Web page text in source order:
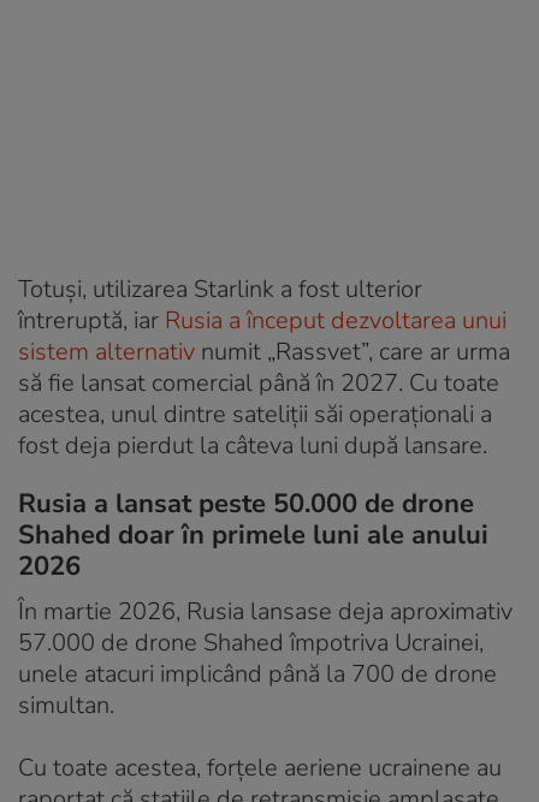
Totuși, utilizarea Starlink a fost ulterior
întreruptă, iar Rusia a început dezvoltarea unui
sistem alternativ numit „Rassvet”, care ar urma
să fie lansat comercial până în 2027. Cu toate
acestea, unul dintre sateliții săi operaționali a
fost deja pierdut la câteva luni după lansare.
Rusia a lansat peste 50.000 de drone
Shahed doar în primele luni ale anului
2026
În martie 2026, Rusia lansase deja aproximativ
57.000 de drone Shahed împotriva Ucrainei,
unele atacuri implicând până la 700 de drone
simultan.
Cu toate acestea, forțele aeriene ucrainene au